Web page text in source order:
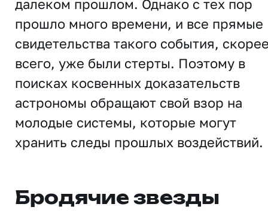
далеком прошлом. Однако с тех пор
прошло много времени, и все прямые
свидетельства такого события,
всего, уже были стерты. Поэтому в
поисках косвенных доказательств
астрономы обращают свой взор на
молодые системы, которые могут
хранить следы прошлых воздействий.
Бродячие звезды